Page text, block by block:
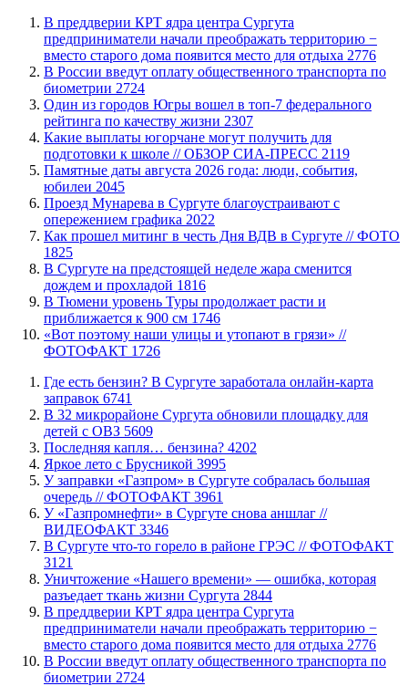
​В преддверии КРТ ядра центра Сургута
предприниматели начали преображать территорию −
вместо старого дома появится место для отдыха 2776
В России введут оплату общественного транспорта по
биометрии 2724
Один из городов Югры вошел в топ-7 федерального
рейтинга по качеству жизни 2307
Какие выплаты югорчане могут получить для
подготовки к школе // ОБЗОР СИА-ПРЕСС 2119
​Памятные даты августа 2026 года: люди, события,
юбилеи 2045
​Проезд Мунарева в Сургуте благоустраивают с
опережением графика 2022
Как прошел митинг в честь Дня ВДВ в Сургуте // ФОТО
1825
В Сургуте на предстоящей неделе жара сменится
дождем и прохладой 1816
В Тюмени уровень Туры продолжает расти и
приближается к 900 см 1746
«Вот поэтому наши улицы и утопают в грязи» //
ФОТОФАКТ 1726
​Где есть бензин? В Сургуте заработала онлайн-карта
заправок 6741
В 32 микрорайоне Сургута обновили площадку для
детей с ОВЗ 5609
​Последняя капля… бензина? 4202
Яркое лето с Брусникой 3995
​У заправки «Газпром» в Сургуте собралась большая
очередь // ФОТОФАКТ 3961
У «Газпромнефти» в Сургуте снова аншлаг //
ВИДЕОФАКТ 3346
​В Сургуте что-то горело в районе ГРЭС // ФОТОФАКТ
3121
​Уничтожение «Нашего времени» — ошибка, которая
разъедает ткань жизни Сургута 2844
​В преддверии КРТ ядра центра Сургута
предприниматели начали преображать территорию −
вместо старого дома появится место для отдыха 2776
В России введут оплату общественного транспорта по
биометрии 2724